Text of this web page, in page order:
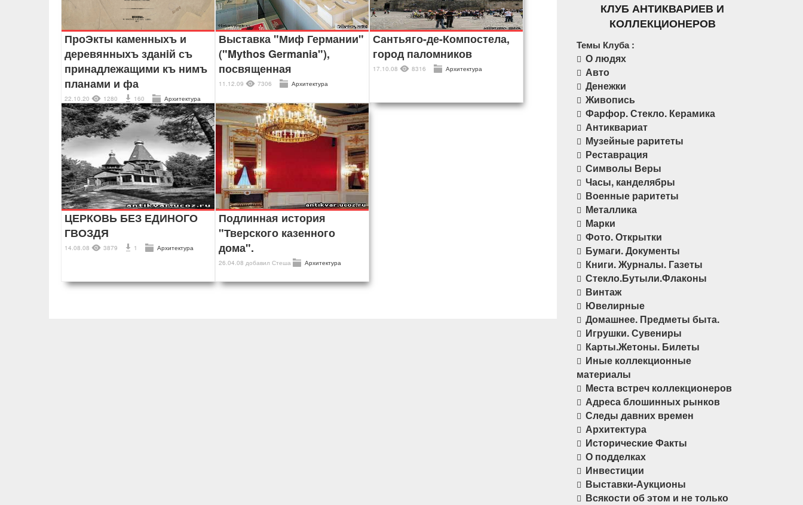
ПроЭкты каменныхъ и
деревянныхъ зданiй съ
принадлежащими къ нимъ
планами и фа
22.10.20 1280 160 Архитектура
Выставка "Миф Германии"
("Mythos Germania"),
посвященная
11.12.09 7306 Архитектура
Сантьяго-де-Компостела,
город паломников
17.10.08 8316 Архитектура
ЦЕРКОВЬ БЕЗ ЕДИНОГО
ГВОЗДЯ
14.08.08 3879 1 Архитектура
Подлинная история
"Тверского казенного
дома".
26.04.08 добавил Стеша Архитектура
КЛУБ АНТИКВАРИЕВ И
КОЛЛЕКЦИОНЕРОВ
Темы Клуба :
О людях
Авто
Денежки
Живопись
Фарфор. Стекло. Керамика
Антиквариат
Музейные раритеты
Реставрация
Символы Веры
Часы, канделябры
Военные раритеты
Металлика
Марки
Фото. Открытки
Бумаги. Документы
Книги. Журналы. Газеты
Стекло.Бутыли.Флаконы
Винтаж
Ювелирные
Домашнее. Предметы быта.
Игрушки. Сувениры
Карты.Жетоны. Билеты
Иные коллекционные
материалы
Места встреч коллекционеров
Адреса блошинных рынков
Следы давних времен
Архитектура
Исторические Факты
О подделках
Инвестиции
Выставки-Аукционы
Всякости об этом и не только